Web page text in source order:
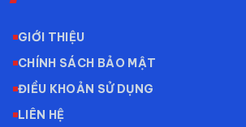
GIỚI THIỆU
CHÍNH SÁCH BẢO MẬT
ĐIỀU KHOẢN SỬ DỤNG
LIÊN HỆ